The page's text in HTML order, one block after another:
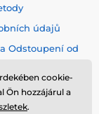
údajů
Odstoupení od
cookie-
Ön hozzájárul a
.